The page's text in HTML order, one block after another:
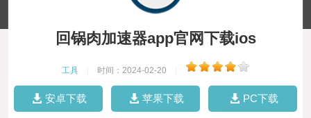
回锅肉加速器app官网下载ios
工具 时间：2024-02-20
安卓下载 苹果下载 PC下载